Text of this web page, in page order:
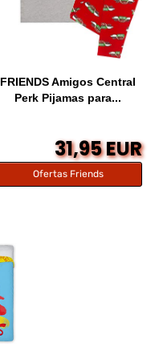
FRIENDS Amigos Central
Perk Pijamas para...
31,95 EUR
Ofertas Friends